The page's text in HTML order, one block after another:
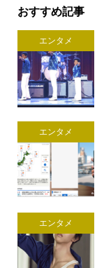
おすすめ記事
エンタメ
エンタメ
エンタメ